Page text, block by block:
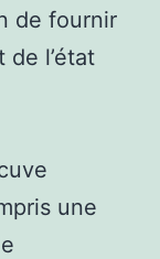
de fournir
l’état
une